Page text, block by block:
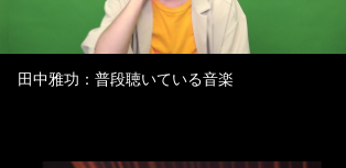
田中雅功：普段聴いている音楽